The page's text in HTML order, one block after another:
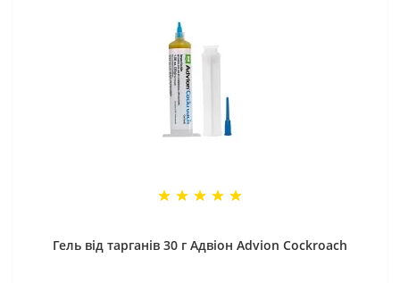
Гель від тарганів 30 г Адвіон Advion Cockroach